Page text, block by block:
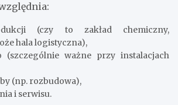
(czy to zakład chemiczny,
hala logistyczna),
(szczególnie ważne przy instalacjach
(np. rozbudowa),
i serwisu.